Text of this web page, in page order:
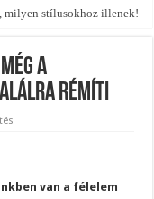
milyen stílusokhoz illenek!
5 legjobb fazont!
a
rémíti
van a félelem